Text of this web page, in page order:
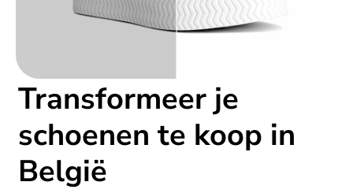
Transformeer je
schoenen te koop in
België